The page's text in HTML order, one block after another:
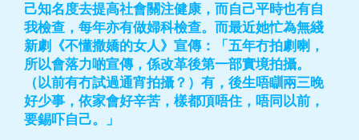
己知名度去提高社會關注健康，而自己平時也有自
我檢查，每年亦有做婦科檢查。而最近她忙為無綫
新劇《不懂撒嬌的女人》宣傳：「五年冇拍劇喇，
所以會落力啲宣傳，係改革後第一部實境拍攝。
（以前有冇試過通宵拍攝？）有，後生唔瞓兩三晚
好少事，依家會好辛苦，樣都頂唔住，唔同以前，
要錫吓自己。」